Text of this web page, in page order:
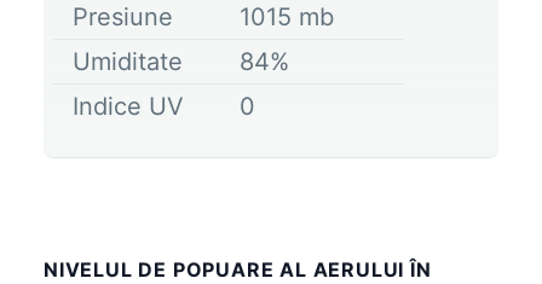
Presiune
1015 mb
Umiditate
84%
Indice UV
0
NIVELUL DE POPUARE AL AERULUI ÎN